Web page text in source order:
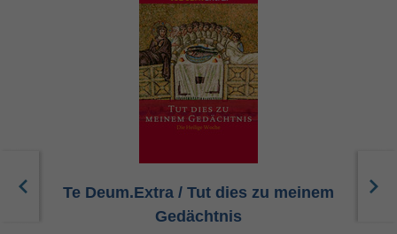
Te Deum.Extra / Tut dies zu meinem
Gedächtnis